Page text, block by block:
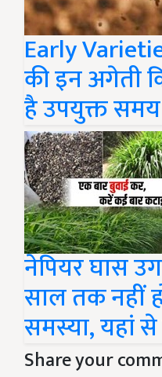
Early
की इन अगेती
है उपयुक्त समय
नेपियर घास
साल तक नहीं
समस्या, यहां
Share your